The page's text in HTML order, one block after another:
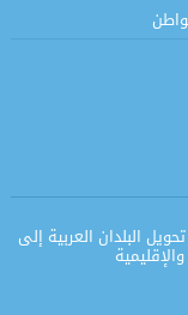
البلدان العربية إلى